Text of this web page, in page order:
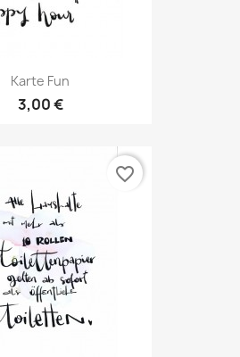
Karte Fun
3,00 €
favorite_border